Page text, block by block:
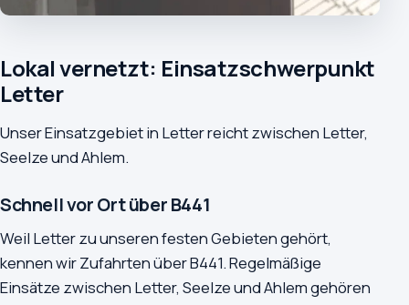
Lokal vernetzt: Einsatzschwerpunkt
Letter
Unser Einsatzgebiet in Letter reicht zwischen Letter,
Seelze und Ahlem.
Schnell vor Ort über B441
Weil Letter zu unseren festen Gebieten gehört,
kennen wir Zufahrten über B441. Regelmäßige
Einsätze zwischen Letter, Seelze und Ahlem gehören